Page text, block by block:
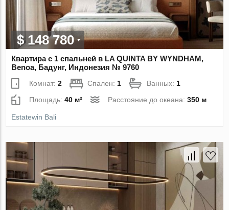
$ 148 780
Квартира с 1 спальней в LA QUINTA BY WYNDHAM,
Benoa, Бадунг, Индонезия № 9760
Комнат:2 Спален:1 Ванных:1
Площадь:40 м² Расстояние до океана:350 м
Estatewin Bali